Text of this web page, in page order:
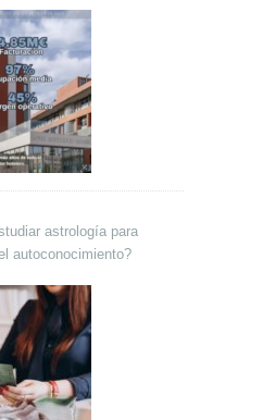
astrología para
autoconocimiento?